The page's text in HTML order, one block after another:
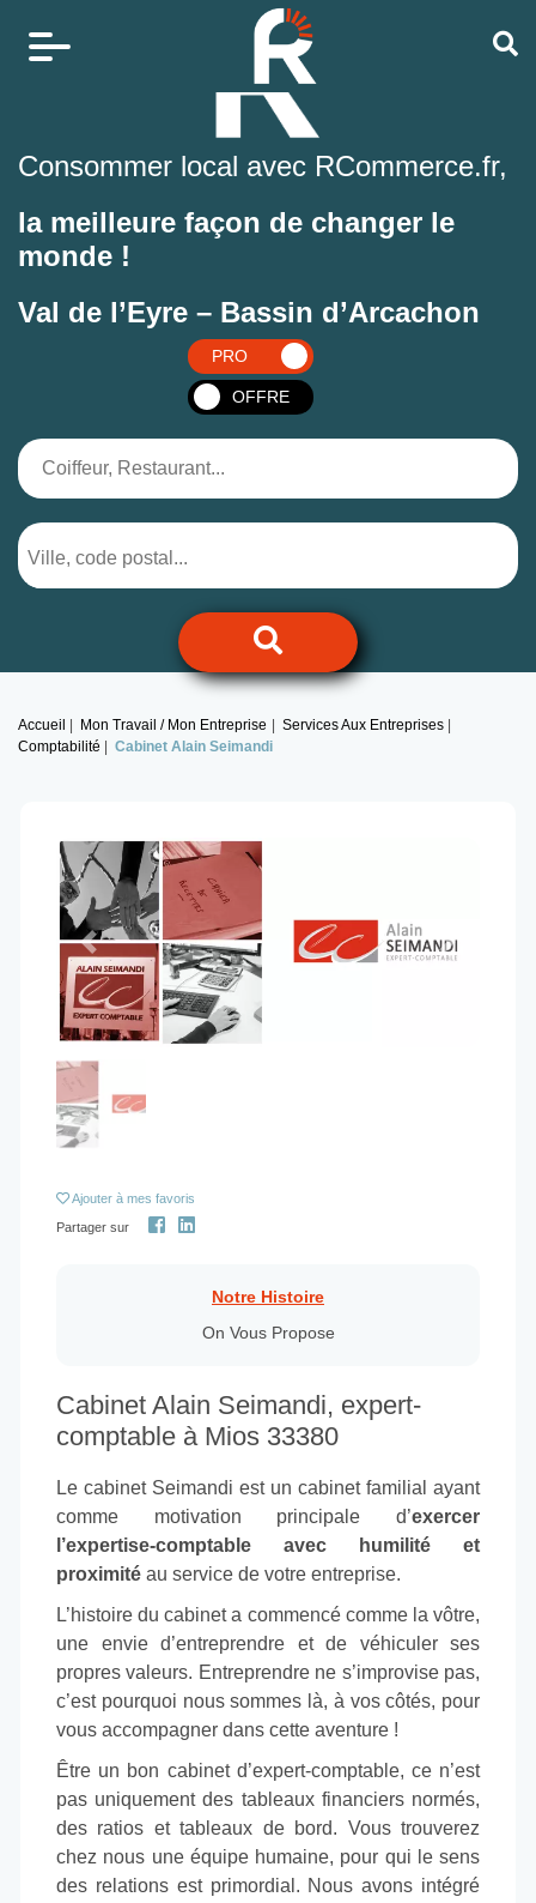
Consommer local avec RCommerce.fr,
la meilleure façon de changer le
monde !
Val de l’Eyre – Bassin d’Arcachon
PRO
OFFRE
Accueil Mon Travail / Mon Entreprise
Services Aux Entreprises
Comptabilité
Cabinet Alain Seimandi
Previous Next
Ajouter à mes favoris
Partager sur
Notre Histoire
On Vous Propose
Cabinet Alain Seimandi, expert-
comptable à Mios 33380
Le cabinet Seimandi est un cabinet familial ayant
comme motivation principale d’exercer
l’expertise-comptable avec humilité et
proximité au service de votre entreprise.
L’histoire du cabinet a commencé comme la vôtre,
une envie d’entreprendre et de véhiculer ses
propres valeurs. Entreprendre ne s’improvise pas,
c’est pourquoi nous sommes là, à vos côtés, pour
vous accompagner dans cette aventure !
Être un bon cabinet d’expert-comptable, ce n’est
pas uniquement des tableaux financiers normés,
des ratios et tableaux de bord. Vous trouverez
chez nous une équipe humaine, pour qui le sens
des relations est primordial. Nous avons intégré